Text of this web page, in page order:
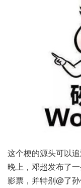
这个梗的源头可以
晚上，邓超发布了
影票，并特别@了